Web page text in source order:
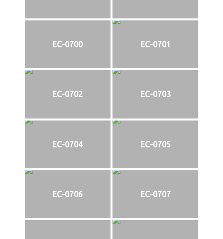
EC-0700 EC-0701
EC-0702 EC-0703
EC-0704 EC-0705
EC-0706 EC-0707